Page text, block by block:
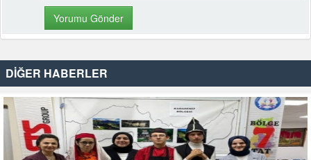
DİĞER HABERLER